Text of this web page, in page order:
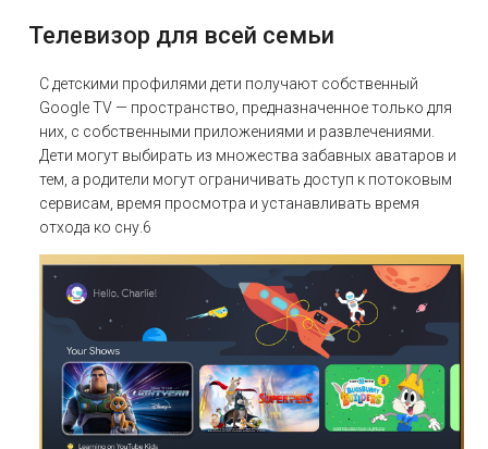
Телевизор для всей семьи
С детскими профилями дети получают собственный
Google TV — пространство, предназначенное только для
них, с собственными приложениями и развлечениями.
Дети могут выбирать из множества забавных аватаров и
тем, а родители могут ограничивать доступ к потоковым
сервисам, время просмотра и устанавливать время
отхода ко сну.6